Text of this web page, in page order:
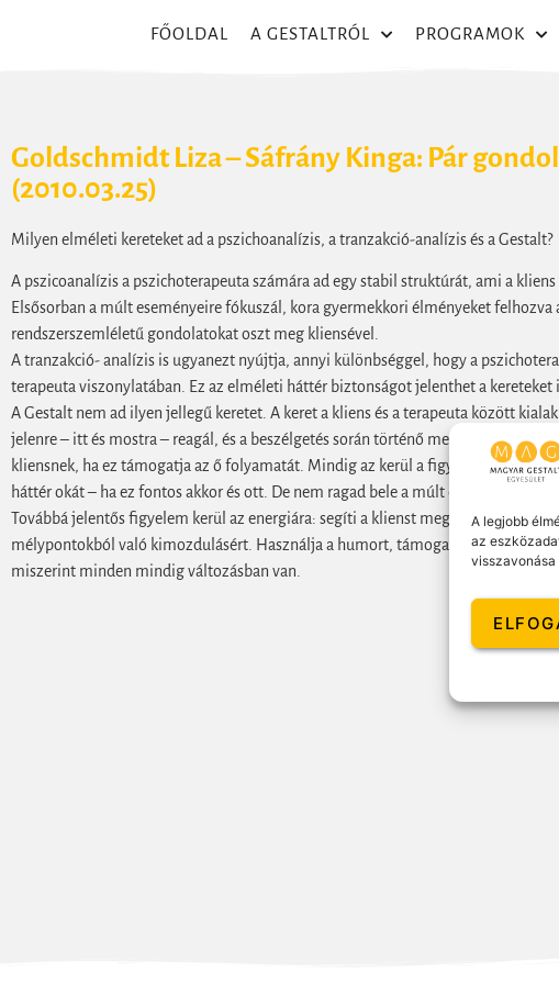
A legjobb
az
FŐOLDAL A GESTALTRÓL PROGRAMOK
Goldschmidt Liza – Sáfrány Kinga: Pár
(2010.03.25)
Milyen elméleti kereteket ad a pszichoanalízis, a tranzakció-analízis és a Gestalt?
A pszicoanalízis a pszichoterapeuta számára ad egy stabil struktúrát, ami a
Elsősorban a múlt eseményeire fókuszál, kora gyermekkori élményeket
rendszerszemléletű gondolatokat oszt meg kliensével.
A tranzakció- analízis is ugyanezt nyújtja, annyi különbséggel, hogy a
terapeuta viszonylatában. Ez az elméleti háttér biztonságot jelenthet a kereteket
A Gestalt nem ad ilyen jellegű keretet. A keret a kliens és a terapeuta között
jelenre – itt és mostra – reagál, és a beszélgetés során történő
kliensnek, ha ez támogatja az ő folyamatát. Mindig az kerül a figyelem
háttér okát – ha ez fontos akkor és ott. De nem ragad bele a múlt elemzésébe,
Továbbá jelentős figyelem kerül az energiára: segíti a klienst megfigyelni saját
mélypontokból való kimozdulásért. Használja a humort, támogatja a kliens
miszerint minden mindig változásban van.